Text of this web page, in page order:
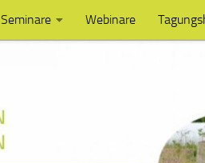
Seminare Webinare